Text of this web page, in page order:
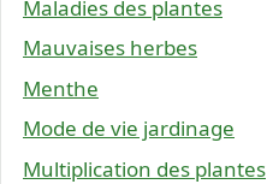
Maladies des plantes
Mauvaises herbes
Menthe
Mode de vie jardinage
Multiplication des plantes